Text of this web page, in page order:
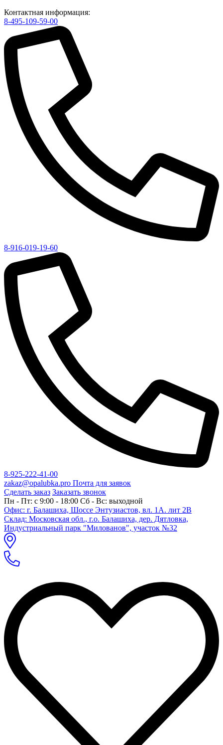
Контактная информация:
8-495-109-59-00
8-916-019-19-60
8-925-222-41-00
zakaz@opalubka.pro Почта для заявок
Сделать заказ Заказать звонок
Пн - Пт: c 9:00 - 18:00 Сб - Вс: выходной
Офис: г. Балашиха, Шоссе Энтузиастов, вл. 1А. лит 2В
Склад: Московская обл., г.о. Балашиха, дер. Дятловка,
Индустриальный парк "Милованов", участок №32